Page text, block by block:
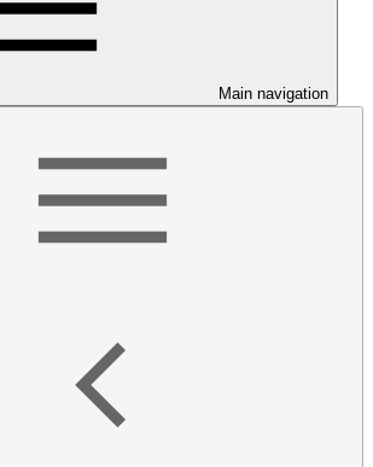
Main navigation